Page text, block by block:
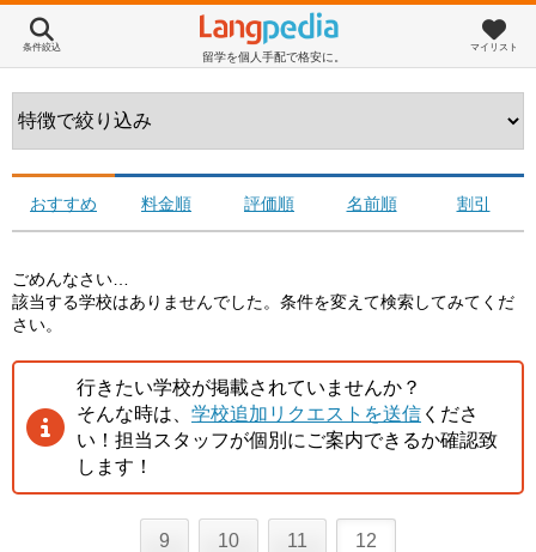
留学を個人手配で格安に。
条件絞込 マイリスト
おすすめ 料金順 評価順 名前順 割引
ごめんなさい…
該当する学校はありませんでした。条件を変えて検索してみてくだ
さい。
行きたい学校が掲載されていませんか？
そんな時は、 学校追加リクエストを送信 くださ
い！担当スタッフが個別にご案内できるか確認致
します！
9 10 11 12